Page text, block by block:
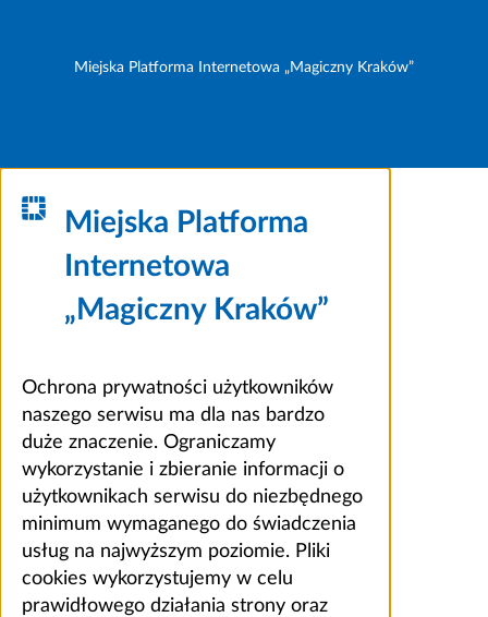
Miejska Platforma Internetowa „Magiczny Kraków”
Miejska Platforma
Internetowa
„Magiczny Kraków”
Ochrona prywatności użytkowników
naszego serwisu ma dla nas bardzo
duże znaczenie. Ograniczamy
wykorzystanie i zbieranie informacji o
użytkownikach serwisu do niezbędnego
minimum wymaganego do świadczenia
usług na najwyższym poziomie. Pliki
cookies wykorzystujemy w celu
prawidłowego działania strony oraz